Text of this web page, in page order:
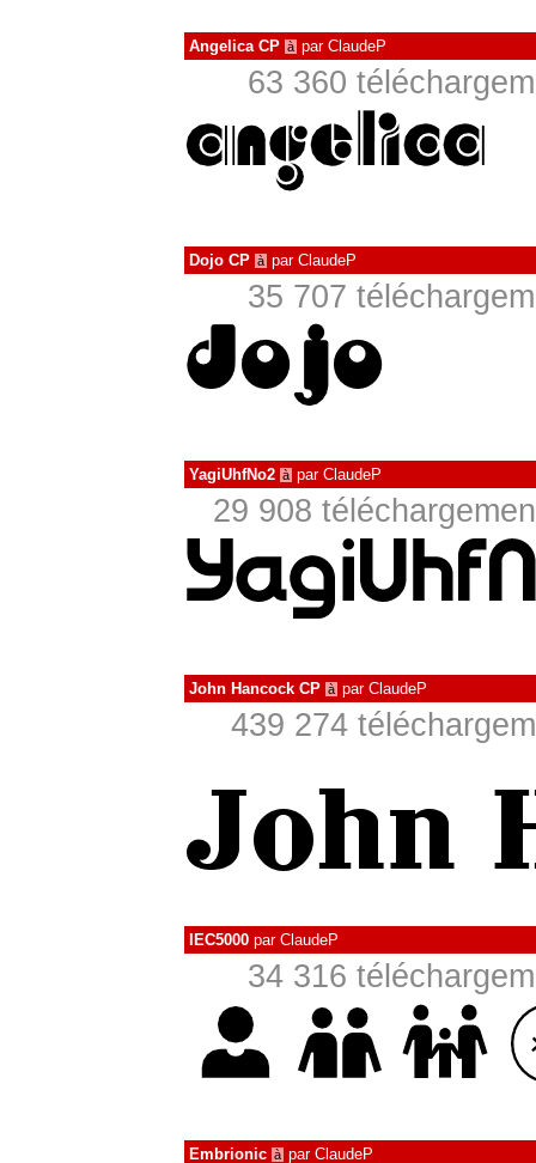
Angelica CP à par ClaudeP
63 360
Dojo CP à par ClaudeP
35 707
YagiUhfNo2 à par ClaudeP
29 908
John Hancock CP à par ClaudeP
439 274
IEC5000 par ClaudeP
34 316
Embrionic à par ClaudeP